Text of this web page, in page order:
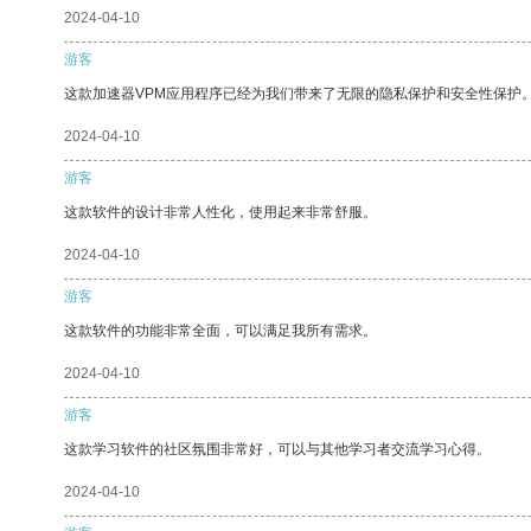
2024-04-10
游客
这款加速器VPM应用程序已经为我们带来了无限的隐私保护和安全性保护
2024-04-10
游客
这款软件的设计非常人性化，使用起来非常舒服。
2024-04-10
游客
这款软件的功能非常全面，可以满足我所有需求。
2024-04-10
游客
这款学习软件的社区氛围非常好，可以与其他学习者交流学习心得。
2024-04-10